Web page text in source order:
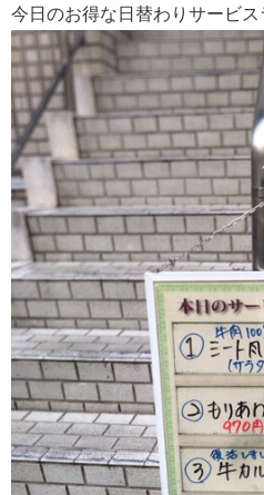
今日のお得な日替わりサービ